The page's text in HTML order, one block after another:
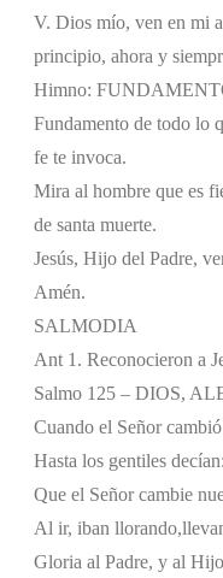
V. Dios mío, ven en mi
principio, ahora y
Himno:
Fundamento de todo lo
fe te invoca.
Mira al hombre que es
de santa muerte.
Jesús, Hijo del Padre,
Amén.
SALMODIA
Ant 1. Reconocieron a
Salmo 125 – DIOS,
Cuando el Señor
Hasta los gentiles decían:
Que el Señor cambie
Al ir, iban llorando,
Gloria al Padre, y al